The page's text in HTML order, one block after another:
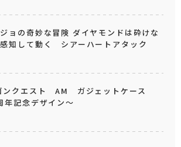
ジョの奇妙な冒険 ダイヤモンドは砕けな
知して動く シアーハートアタック
ンクエスト AM ガジェットケース
年記念デザイン～